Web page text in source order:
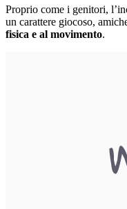
Proprio come i genitori,
un carattere giocoso,
fisica e al movimento.